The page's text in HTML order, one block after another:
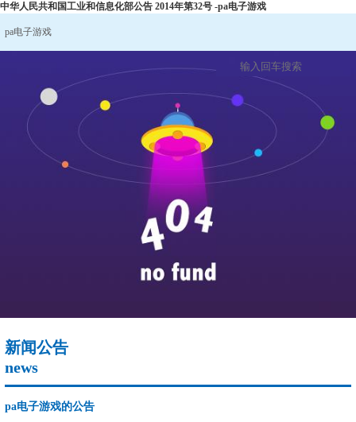
中华人民共和国工业和信息化部公告 2014年第32号 -pa电子游戏
pa电子游戏
新闻公告
news
pa电子游戏的公告